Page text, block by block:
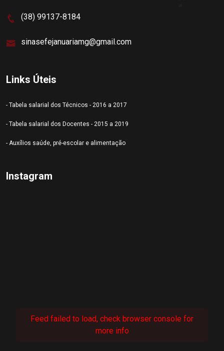
(38) 99137-8184
sinasefejanuariamg@gmail.com
Links Úteis
- Tabela salarial dos Técnicos - 2016 a 2017
- Tabela salarial dos Docentes - 2015 a 2019
- Auxílios saúde, pré-escolar e alimentação
Instagram
Feed failed to load, check browser console for
more info